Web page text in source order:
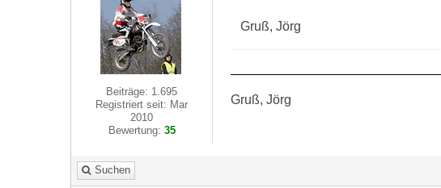
Beiträge: 1.695
Registriert seit: Mar
2010
Bewertung: 35
Gruß, Jörg
Gruß, Jörg
Suchen